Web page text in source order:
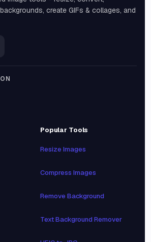
create GIFs & collages, and
Popular Tools
Resize Images
Compress Images
Remove Background
Text Background Remover